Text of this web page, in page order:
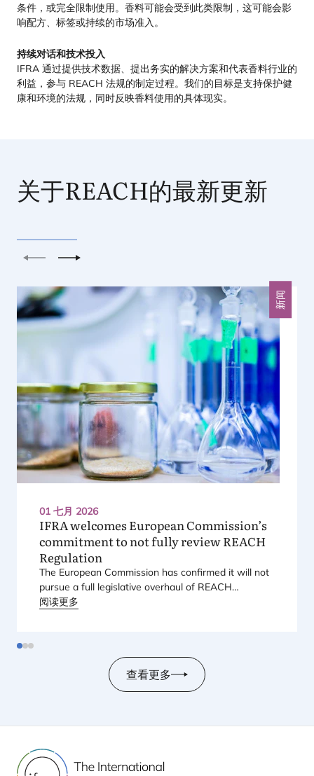
条件，或完全限制使用。香料可能会受到此类限制，这可能会影
响配方、标签或持续的市场准入。
持续对话和技术投入
IFRA 通过提供技术数据、提出务实的解决方案和代表香料行业的
利益，参与 REACH 法规的制定过程。我们的目标是支持保护健
康和环境的法规，同时反映香料使用的具体现实。
关于REACH的最新更新
上一个 下一个
01 七月 2026
新闻
IFRAwelcomes European Commission’s
commitment to not fully reviewREACH
Regulation
The European Commission has confirmed it will not
pursue a full legislative overhaul of REACH
(Registration, Evaluation, Authorisation and
阅读更多
查看更多